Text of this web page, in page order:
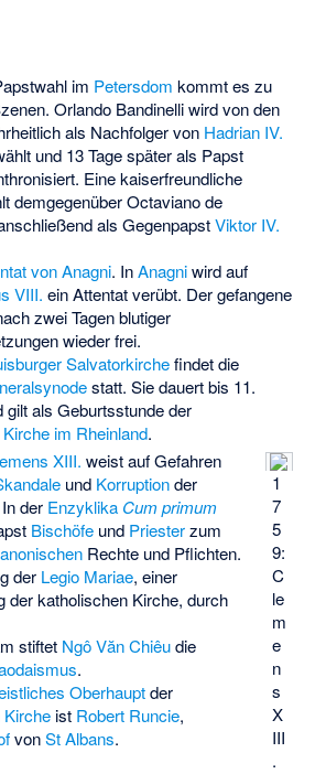
im Petersdom kommt es zu
Orlando Bandinelli wird von den
als Nachfolger von Hadrian IV.
und 13 Tage später als Papst
Eine kaiserfreundliche
demgegenüber Octaviano de
als GegenpapstViktor IV.
von Anagni. InAnagniwird auf
VIII. ein Attentat verübt. Der gefangene
zwei Tagen blutiger
wieder frei.
Salvatorkirchefindet die
statt. Sie dauert bis 11.
gilt als Geburtsstunde der
im Rheinland.
1
7
5
9:
C
le
m
e
n
s
X
III
.
XIII. weist auf Gefahren
und Korruptionder
der Enzyklika Cum primum
Bischöfeund Priesterzum
Rechte und Pflichten.
der Legio Mariae, einer
der katholischen Kirche, durch
stiftet Ngô Văn Chiêudie
.
Oberhauptder
ist Robert Runcie,
vonSt Albans.